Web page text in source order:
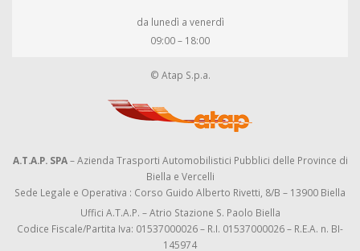
da lunedì a venerdì
09:00 – 18:00
© Atap S.p.a.
A.T.A.P. SPA– Azienda Trasporti Automobilistici Pubblici delle Province di
Biella e Vercelli
Sede Legale e Operativa : Corso Guido Alberto Rivetti, 8/B – 13900 Biella
Uffici A.T.A.P. – Atrio Stazione S. Paolo Biella
Codice Fiscale/Partita Iva: 01537000026 – R.I. 01537000026 – R.E.A. n. BI-
145974